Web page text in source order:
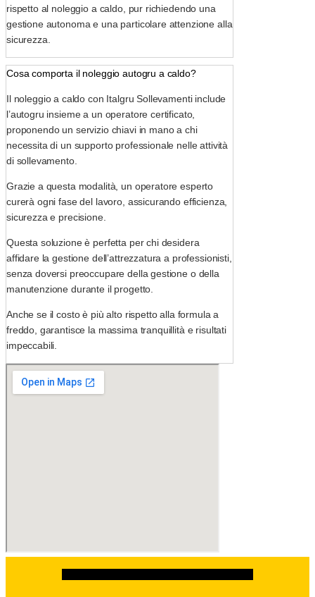
rispetto al noleggio a caldo, pur richiedendo una
gestione autonoma e una particolare attenzione alla
sicurezza.
Cosa comporta il noleggio autogru a caldo?
Il noleggio a caldo con Italgru Sollevamenti include
l’autogru insieme a un operatore certificato,
proponendo un servizio chiavi in mano a chi
necessita di un supporto professionale nelle attività
di sollevamento.
Grazie a questa modalità, un operatore esperto
curerà ogni fase del lavoro, assicurando efficienza,
sicurezza e precisione.
Questa soluzione è perfetta per chi desidera
affidare la gestione dell’attrezzatura a professionisti,
senza doversi preoccupare della gestione o della
manutenzione durante il progetto.
Anche se il costo è più alto rispetto alla formula a
freddo, garantisce la massima tranquillità e risultati
impeccabili.